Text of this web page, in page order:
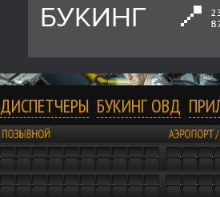
БУКИНГ
ДИСПЕТЧЕРЫ БУКИНГ ОВД